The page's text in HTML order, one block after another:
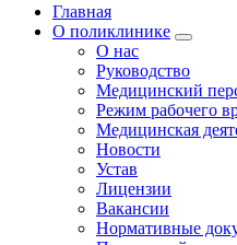
Главная
О поликлинике
О нас
Руководство
Медицинский
Режим рабочего
Медицинская
Новости
Устав
Лицензии
Вакансии
Нормативные